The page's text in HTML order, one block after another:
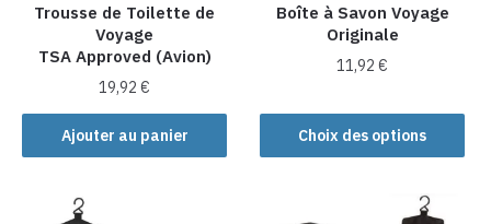
Trousse de Toilette de
Voyage
TSA Approved (Avion)
19,92€
Ajouter au panier
Boîte à Savon Voyage
Originale
11,92€
Choix des options
produit
a
variations.